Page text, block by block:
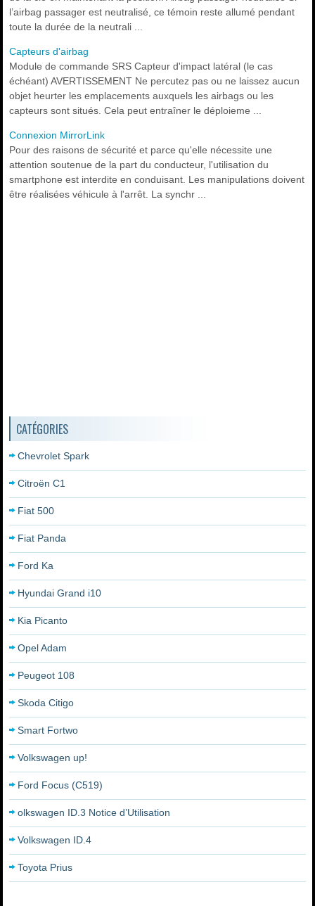
l’airbag passager est neutralisé, ce témoin reste allumé pendant
toute la durée de la neutrali ...
Capteurs d'airbag
Module de commande SRS Capteur d'impact latéral (le cas
échéant) AVERTISSEMENT Ne percutez pas ou ne laissez aucun
objet heurter les emplacements auxquels les airbags ou les
capteurs sont situés. Cela peut entraîner le déploieme ...
Connexion MirrorLink
Pour des raisons de sécurité et parce qu'elle nécessite une
attention soutenue de la part du conducteur, l'utilisation du
smartphone est interdite en conduisant. Les manipulations doivent
être réalisées véhicule à l'arrêt. La synchr ...
CATÉGORIES
Chevrolet Spark
Citroën C1
Fiat 500
Fiat Panda
Ford Ka
Hyundai Grand i10
Kia Picanto
Opel Adam
Peugeot 108
Skoda Citigo
Smart Fortwo
Volkswagen up!
Ford Focus (C519)
olkswagen ID.3 Notice d’Utilisation
Volkswagen ID.4
Toyota Prius